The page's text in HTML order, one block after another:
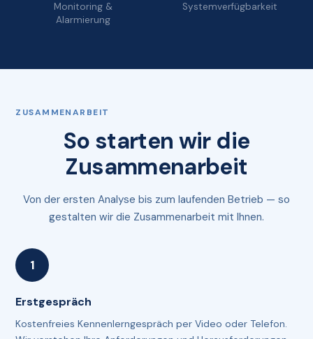
Monitoring &
Alarmierung
Systemverfügbarkeit
ZUSAMMENARBEIT
So starten wir die
Zusammenarbeit
Von der ersten Analyse bis zum laufenden Betrieb — so
gestalten wir die Zusammenarbeit mit Ihnen.
Erstgespräch
Kostenfreies Kennenlerngespräch per Video oder Telefon.